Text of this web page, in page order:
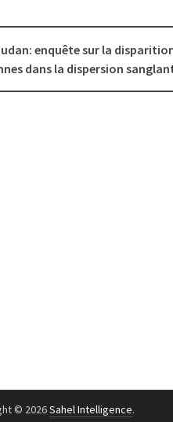
enquête sur la
dans la dispersion
© 2026Sahel Intelligence.